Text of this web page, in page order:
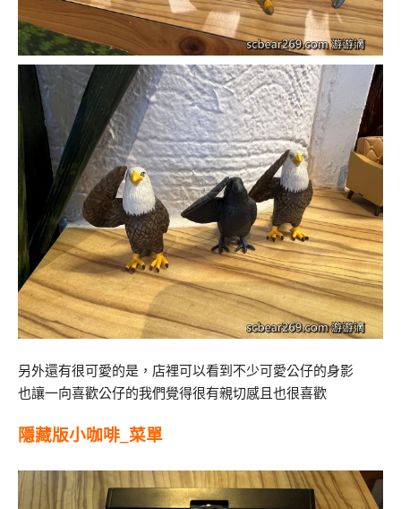
另外還有很可愛的是，店裡可以看到不少可愛公仔的身影
也讓一向喜歡公仔的我們覺得很有親切感且也很喜歡
隱藏版小咖啡_菜單